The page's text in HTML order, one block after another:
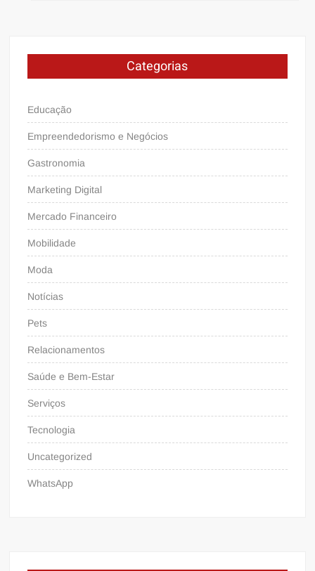
Categorias
Educação
Empreendedorismo e Negócios
Gastronomia
Marketing Digital
Mercado Financeiro
Mobilidade
Moda
Notícias
Pets
Relacionamentos
Saúde e Bem-Estar
Serviços
Tecnologia
Uncategorized
WhatsApp